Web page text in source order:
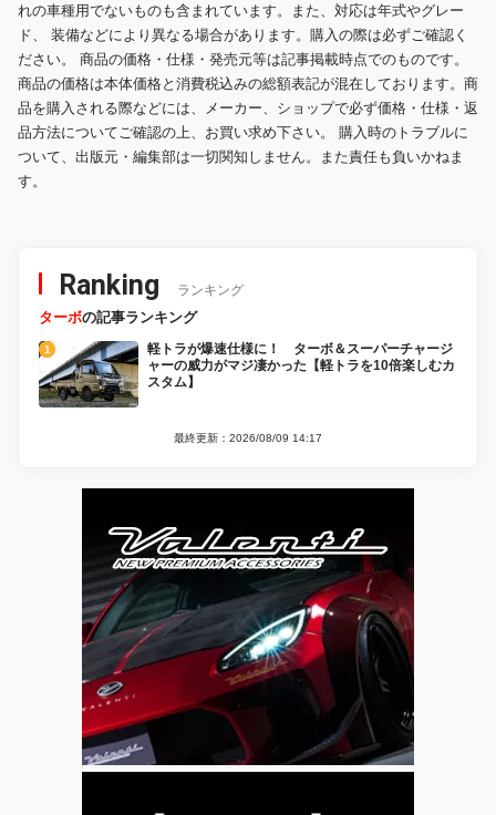
れの車種用でないものも含まれています。また、対応は年式やグレー
ド、 装備などにより異なる場合があります。購入の際は必ずご確認く
ださい。 商品の価格・仕様・発売元等は記事掲載時点でのものです。
商品の価格は本体価格と消費税込みの総額表記が混在しております。商
品を購入される際などには、メーカー、ショップで必ず価格・仕様・返
品方法についてご確認の上、お買い求め下さい。 購入時のトラブルに
ついて、出版元・編集部は一切関知しません。また責任も負いかねま
す。
Ranking ランキング
ターボの記事ランキング
軽トラが爆速仕様に！ ターボ＆スーパーチャージ
ャーの威力がマジ凄かった【軽トラを10倍楽しむカ
スタム】
最終更新：2026/08/09 14:17